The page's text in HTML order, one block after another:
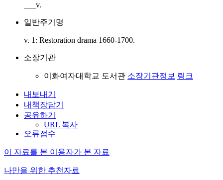
___v.
일반주기명
v. 1: Restoration drama 1660-1700.
소장기관
이화여자대학교 도서관 소장기관정보 링크
내보내기
내책장담기
공유하기
URL 복사
오류접수
이 자료를 본 이용자가 본 자료
나만을 위한 추천자료